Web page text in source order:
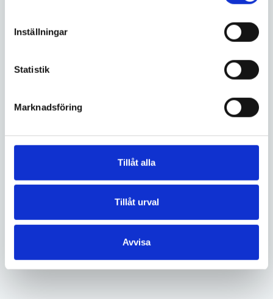
Inställningar
Statistik
Marknadsföring
Tillåt alla
Tillåt urval
Avvisa